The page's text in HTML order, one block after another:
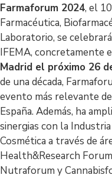
Farmaforum 2024, el
Farmacéutica,
Laboratorio, se
IFEMA, concretamente
Madrid el próximo 26
de una década,
evento más relevante
España. Además, ha
sinergias con la
Cosmética a través de
Health&Research
Nutraforum y